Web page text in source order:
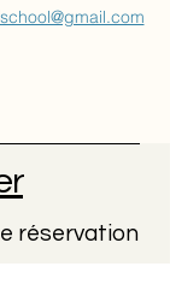
réservation